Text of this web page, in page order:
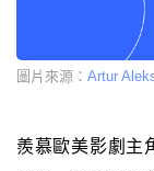
圖片來源： Artur
羨慕歐美影劇主